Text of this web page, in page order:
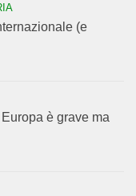
(e
è grave ma